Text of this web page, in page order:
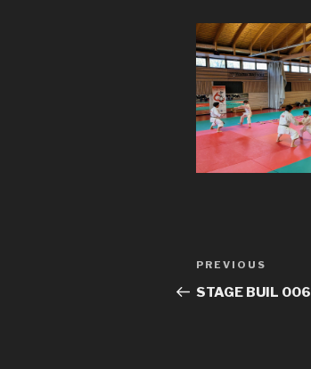
Post
navigation
Previous
Post
PREVIOUS
STAGE BUIL 006